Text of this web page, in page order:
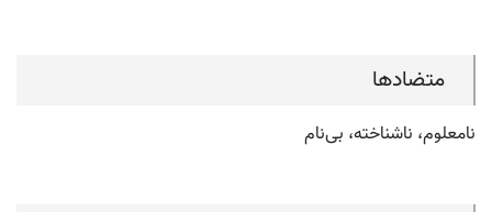
متضادها
نامعلوم، ناشناخته، بی‌نام